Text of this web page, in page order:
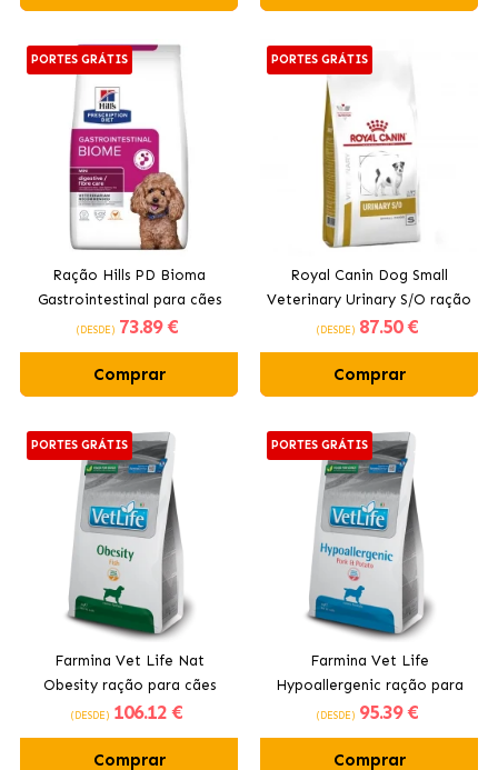
PORTES GRÁTIS
Ração Hills PD Bioma
Gastrointestinal para cães
mini
(DESDE) 73.89 €
Comprar
PORTES GRÁTIS
Royal Canin Dog Small
Veterinary Urinary S/O ração
para cães pequenos
(DESDE) 87.50 €
Comprar
PORTES GRÁTIS
Farmina Vet Life Nat
Obesity ração para cães
com peixe.
(DESDE) 106.12 €
Comprar
PORTES GRÁTIS
Farmina Vet Life
Hypoallergenic ração para
cães com carne de porco.
(DESDE) 95.39 €
Comprar